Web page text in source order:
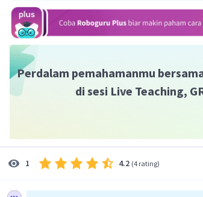
Perdalam pemahamanmu
di sesi Live Teaching,
1 4.2 (4 rating)